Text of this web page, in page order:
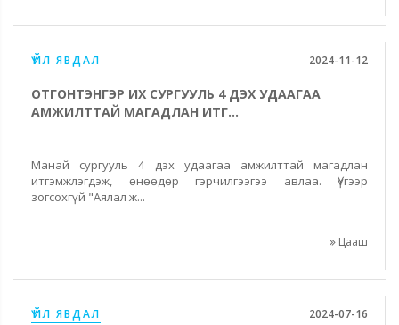
ҮЙЛ ЯВДАЛ 2024-11-12
ОТГОНТЭНГЭР ИХ СУРГУУЛЬ 4 ДЭХ УДААГАА
АМЖИЛТТАЙ МАГАДЛАН ИТГ...
Манай сургууль 4 дэх удаагаа амжилттай магадлан
итгэмжлэгдэж, өнөөдөр гэрчилгээгээ авлаа. Үүгээр
зогсохгүй "Аялал ж...
Цааш
ҮЙЛ ЯВДАЛ 2024-07-16